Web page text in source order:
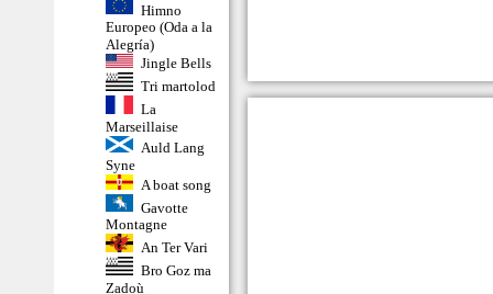
Himno
Europeo (Oda a la
Alegría)
Jingle Bells
Tri martolod
La
Marseillaise
Auld Lang
Syne
A boat song
Gavotte
Montagne
An Ter Vari
Bro Goz ma
Zadoù